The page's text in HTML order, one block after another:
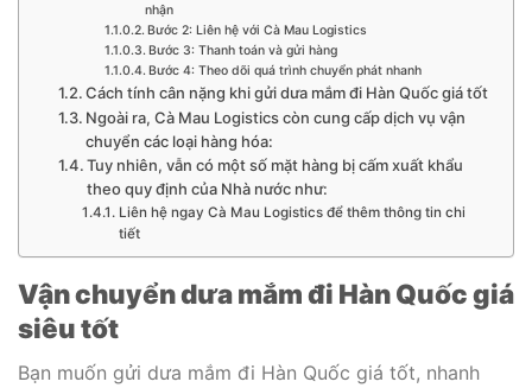
nhận
Bước 2: Liên hệ với Cà Mau Logistics
Bước 3: Thanh toán và gửi hàng
Bước 4: Theo dõi quá trình chuyển phát nhanh
Cách tính cân nặng khi gửi dưa mắm đi Hàn Quốc giá tốt
Ngoài ra, Cà Mau Logistics còn cung cấp dịch vụ vận
chuyển các loại hàng hóa:
Tuy nhiên, vẫn có một số mặt hàng bị cấm xuất khẩu
theo quy định của Nhà nước như:
Liên hệ ngay Cà Mau Logistics để thêm thông tin chi
tiết
Vận chuyển dưa mắm đi Hàn Quốc giá
siêu tốt
Bạn muốn gửi dưa mắm đi Hàn Quốc giá tốt, nhanh